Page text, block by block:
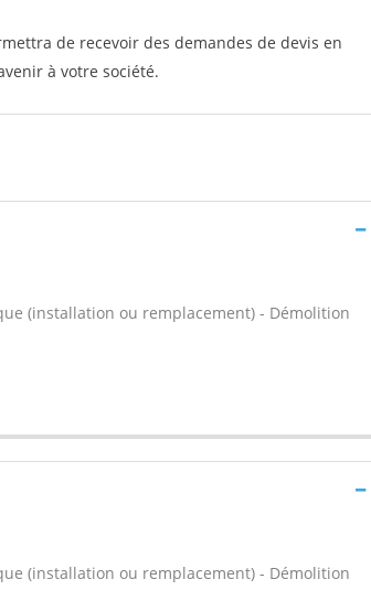
de recevoir des demandes de devis en
à votre société.
(installation ou remplacement) - Démolition
(installation ou remplacement) - Démolition